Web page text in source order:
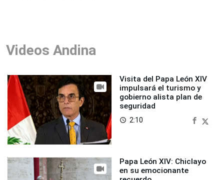
Videos Andina
Visita del Papa León XIV
impulsará el turismo y
gobierno alista plan de
seguridad
access_time 2:10
Papa León XIV: Chiclayo
en su emocionante